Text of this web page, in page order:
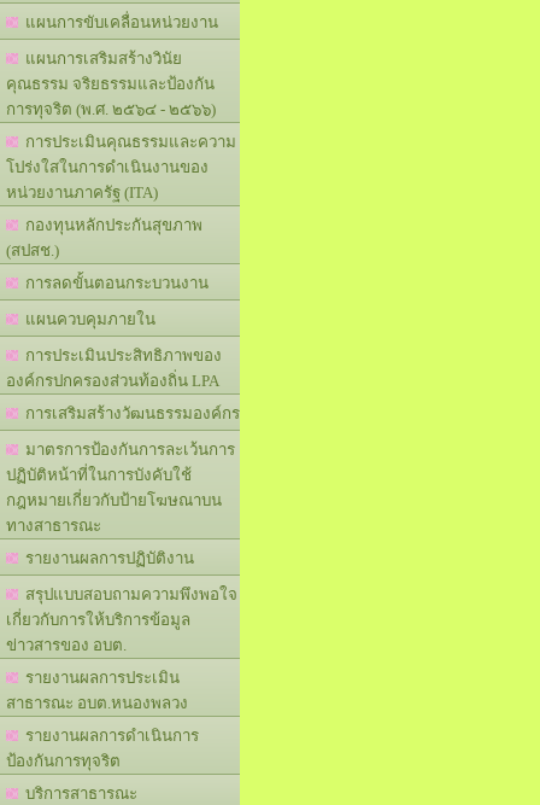
แผนการขับเคลื่อนหน่วยงาน
แผนการเสริมสร้างวินัย
คุณธรรม จริยธรรมและป้องกัน
การทุจริต (พ.ศ. ๒๕๖๔ - ๒๕๖๖)
การประเมินคุณธรรมและความ
โปร่งใสในการดำเนินงานของ
หน่วยงานภาครัฐ (ITA)
กองทุนหลักประกันสุขภาพ
(สปสช.)
การลดขั้นตอนกระบวนงาน
แผนควบคุมภายใน
การประเมินประสิทธิภาพของ
องค์กรปกครองส่วนท้องถิ่น LPA
การเสริมสร้างวัฒนธรรมองค์กร
มาตรการป้องกันการละเว้นการ
ปฏิบัติหน้าที่ในการบังคับใช้
กฎหมายเกี่ยวกับป้ายโฆษณาบน
ทางสาธารณะ
รายงานผลการปฏิบัติงาน
สรุปแบบสอบถามความพึงพอใจ
เกี่ยวกับการให้บริการข้อมูล
ข่าวสารของ อบต.
รายงานผลการประเมิน
สาธารณะ อบต.หนองพลวง
รายงานผลการดำเนินการ
ป้องกันการทุจริต
บริการสาธารณะ